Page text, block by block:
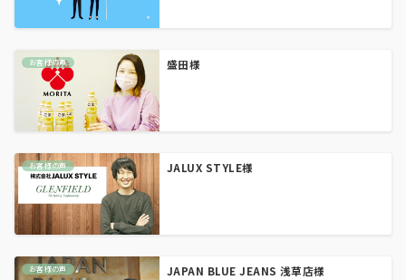
お客様の声 盛田様
お客様の声 JALUX STYLE様
お客様の声 JAPAN BLUE JEANS 浅草店様